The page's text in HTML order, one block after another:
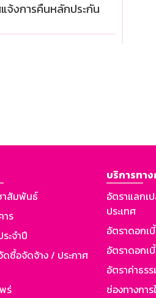
จ้งการคืนหลักประกัน
าสัมพันธ์
าร
ะจำปี
ดซื้อจัดจ้าง / ประกาศ
ร่
บริการทาง
อัตราแลกเ
ประเทศ
อัตราดอกเ
อัตราดอกเ
อัตราค่าธร
ช่องทางกา